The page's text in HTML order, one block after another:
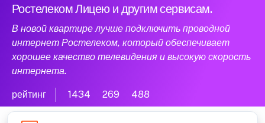
Ростелеком Лицею и другим сервисам.
В новой квартире лучше подключить проводной
интернет Ростелеком, который обеспечивает
хорошее качество телевидения и высокую скорость
интернета.
рейтинг 1434 269 488